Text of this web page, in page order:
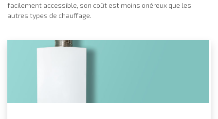
facilement accessible, son coût est moins onéreux que les
autres types de chauffage.